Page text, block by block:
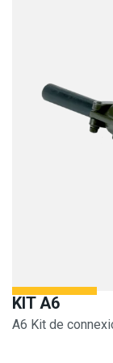
KIT A6
A6 Kit de